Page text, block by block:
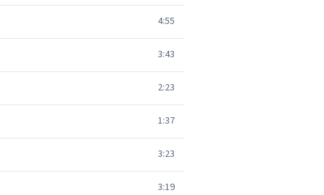
4:55
3:43
2:23
1:37
3:23
3:19